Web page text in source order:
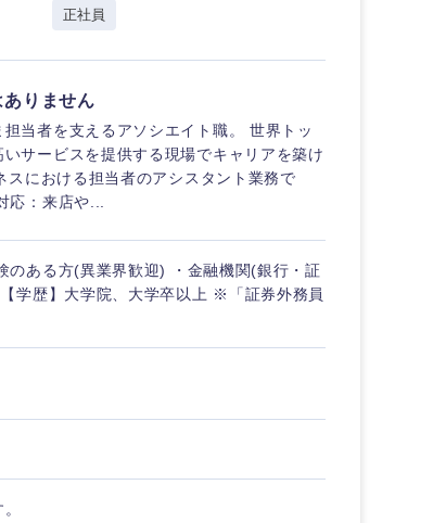
正社員
りません
当者を支えるアソシエイト職。 世界トッ
サービスを提供する現場でキャリアを築け
における担当者のアシスタント業務で
応：来店や...
のある方(異業界歓迎) ・金融機関(銀行・証
学歴】大学院、大学卒以上 ※「証券外務員